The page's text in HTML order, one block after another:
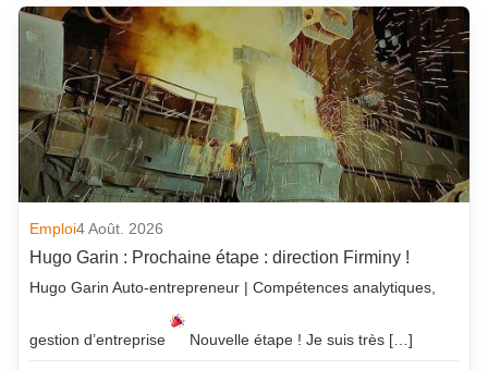
Emploi4 Août. 2026
Hugo Garin : Prochaine étape : direction Firminy !
Hugo Garin Auto-entrepreneur | Compétences analytiques,
gestion d’entreprise Nouvelle étape ! Je suis très […]